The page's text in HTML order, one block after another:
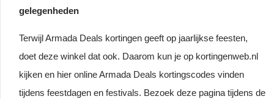
gelegenheden
Terwijl Armada Deals kortingen geeft op jaarlijkse feesten,
doet deze winkel dat ook. Daarom kun je op kortingenweb.nl
kijken en hier online Armada Deals kortingscodes vinden
tijdens feestdagen en festivals. Bezoek deze pagina tijdens de